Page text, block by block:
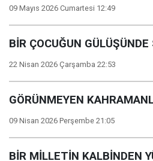
09 Mayıs 2026 Cumartesi 12:49
BİR ÇOCUĞUN GÜLÜŞÜNDE
22 Nisan 2026 Çarşamba 22:53
GÖRÜNMEYEN
09 Nisan 2026 Perşembe 21:05
BİR MİLLETİN KALBİNDEN